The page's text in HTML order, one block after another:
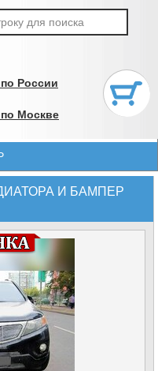
России
Москве
И БАМПЕР